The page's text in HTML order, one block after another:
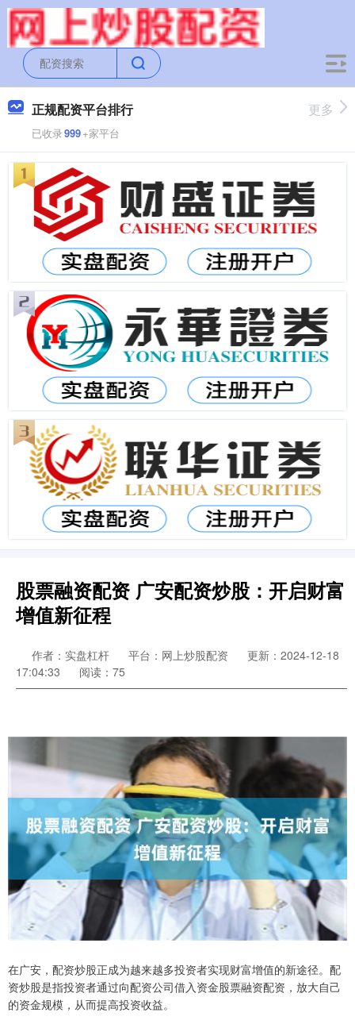
正规配资平台排行
已收录999+家平台
更多
股票融资配资 广安配资炒股：开启财富
增值新征程
作者：实盘杠杆 平台：网上炒股配资
更新：2024-12-18
17:04:33
阅读：75
在广安，配资炒股正成为越来越多投资者实现财富增值的新途径。配
资炒股是指投资者通过向配资公司借入资金股票融资配资，放大自己
的资金规模，从而提高投资收益。